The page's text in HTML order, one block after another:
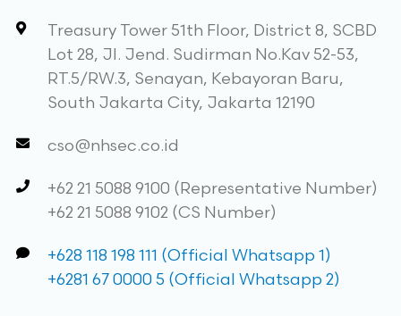
Treasury Tower 51th Floor, District 8, SCBD
Lot 28, Jl. Jend. Sudirman No.Kav 52-53,
RT.5/RW.3, Senayan, Kebayoran Baru,
South Jakarta City, Jakarta 12190
cso@nhsec.co.id
+62 21 5088 9100 (Representative Number)
+62 21 5088 9102 (CS Number)
+628 118 198 111 (Official Whatsapp 1)
+6281 67 0000 5 (Official Whatsapp 2)